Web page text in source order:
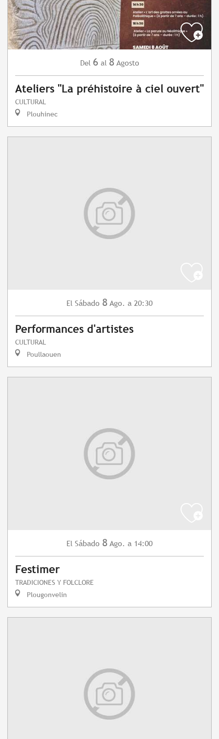
Del 6 al 8 Agosto
Ateliers "La préhistoire à ciel ouvert"
CULTURAL
Plouhinec
El Sábado 8 Ago. a 20:30
Performances d'artistes
CULTURAL
Poullaouen
El Sábado 8 Ago. a 14:00
Festimer
TRADICIONES Y FOLCLORE
Plougonvelin